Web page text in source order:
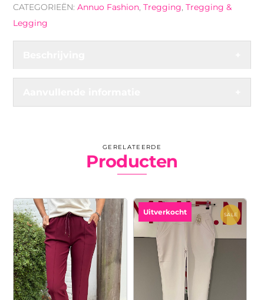
CATEGORIEËN:Annuo Fashion,Tregging,Tregging &
Legging
GERELATEERDE
Producten
SALE
Uitverkocht